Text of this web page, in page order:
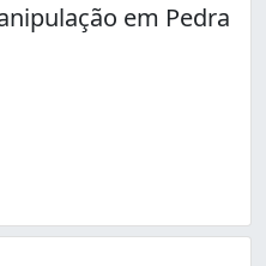
em Pedra